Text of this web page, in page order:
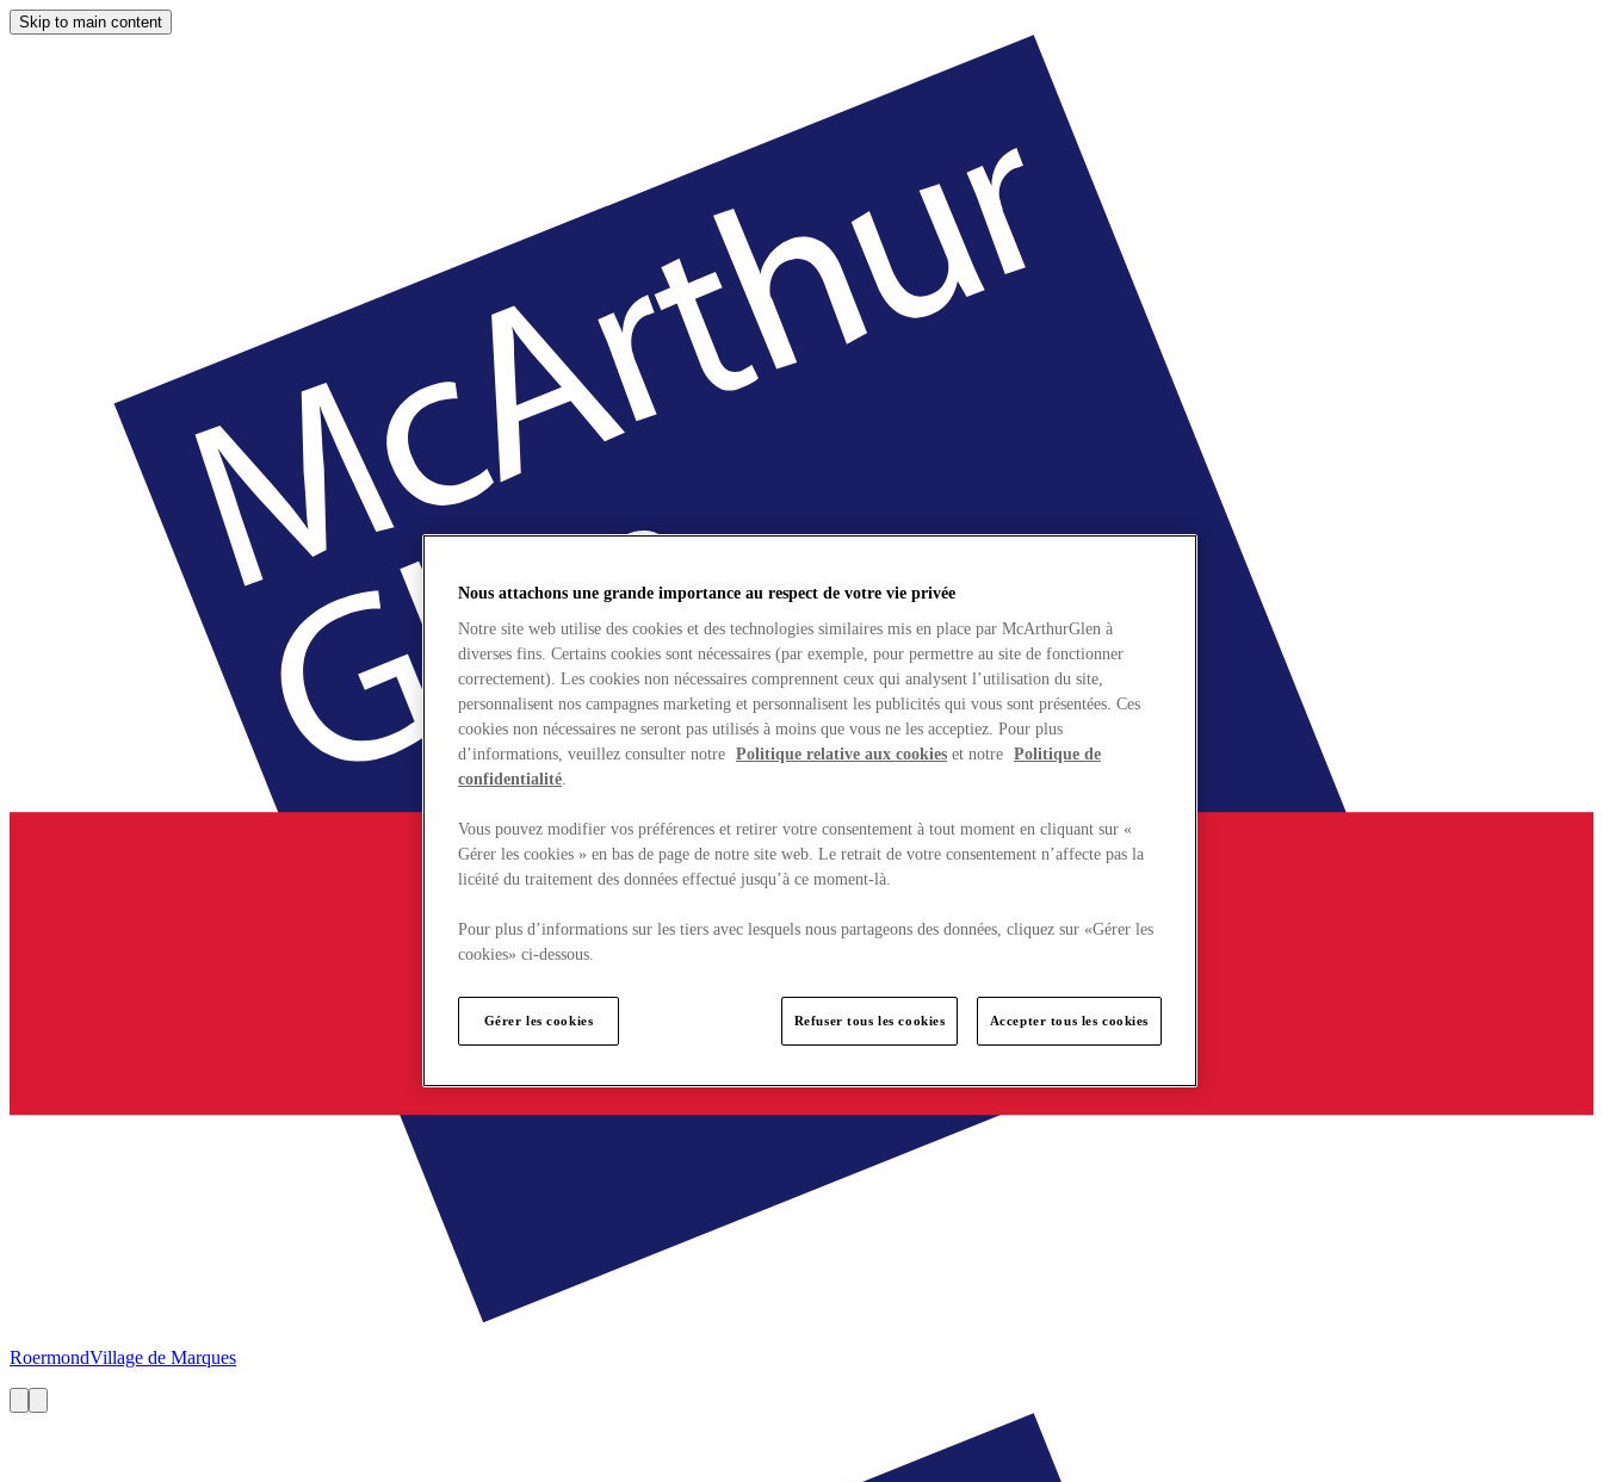
Skip to main content
RoermondVillage de Marques
Nous attachons une grande importance au respect de votre vie privée
Notre site web utilise des cookies et des technologies similaires mis en place par McArthurGlen à
diverses fins. Certains cookies sont nécessaires (par exemple, pour permettre au site de fonctionner
correctement). Les cookies non nécessaires comprennent ceux qui analysent l’utilisation du site,
personnalisent nos campagnes marketing et personnalisent les publicités qui vous sont présentées. Ces
cookies non nécessaires ne seront pas utilisés à moins que vous ne les acceptiez. Pour plus
d’informations, veuillez consulter notre Politique relative aux cookies et notre Politique de
confidentialité.
Vous pouvez modifier vos préférences et retirer votre consentement à tout moment en cliquant sur «
Gérer les cookies » en bas de page de notre site web. Le retrait de votre consentement n’affecte pas la
licéité du traitement des données effectué jusqu’à ce moment-là.
Pour plus d’informations sur les tiers avec lesquels nous partageons des données, cliquez sur «Gérer les
cookies» ci-dessous.
Gérer les cookies Refuser tous les cookies Accepter tous les cookies